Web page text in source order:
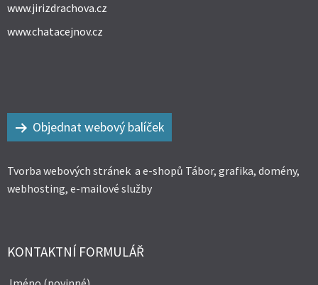
www.jirizdrachova.cz
www.chatacejnov.cz
Objednat webový balíček
Tvorba webových stránek a e-shopů Tábor, grafika, domény,
webhosting, e-mailové služby
KONTAKTNÍ FORMULÁŘ